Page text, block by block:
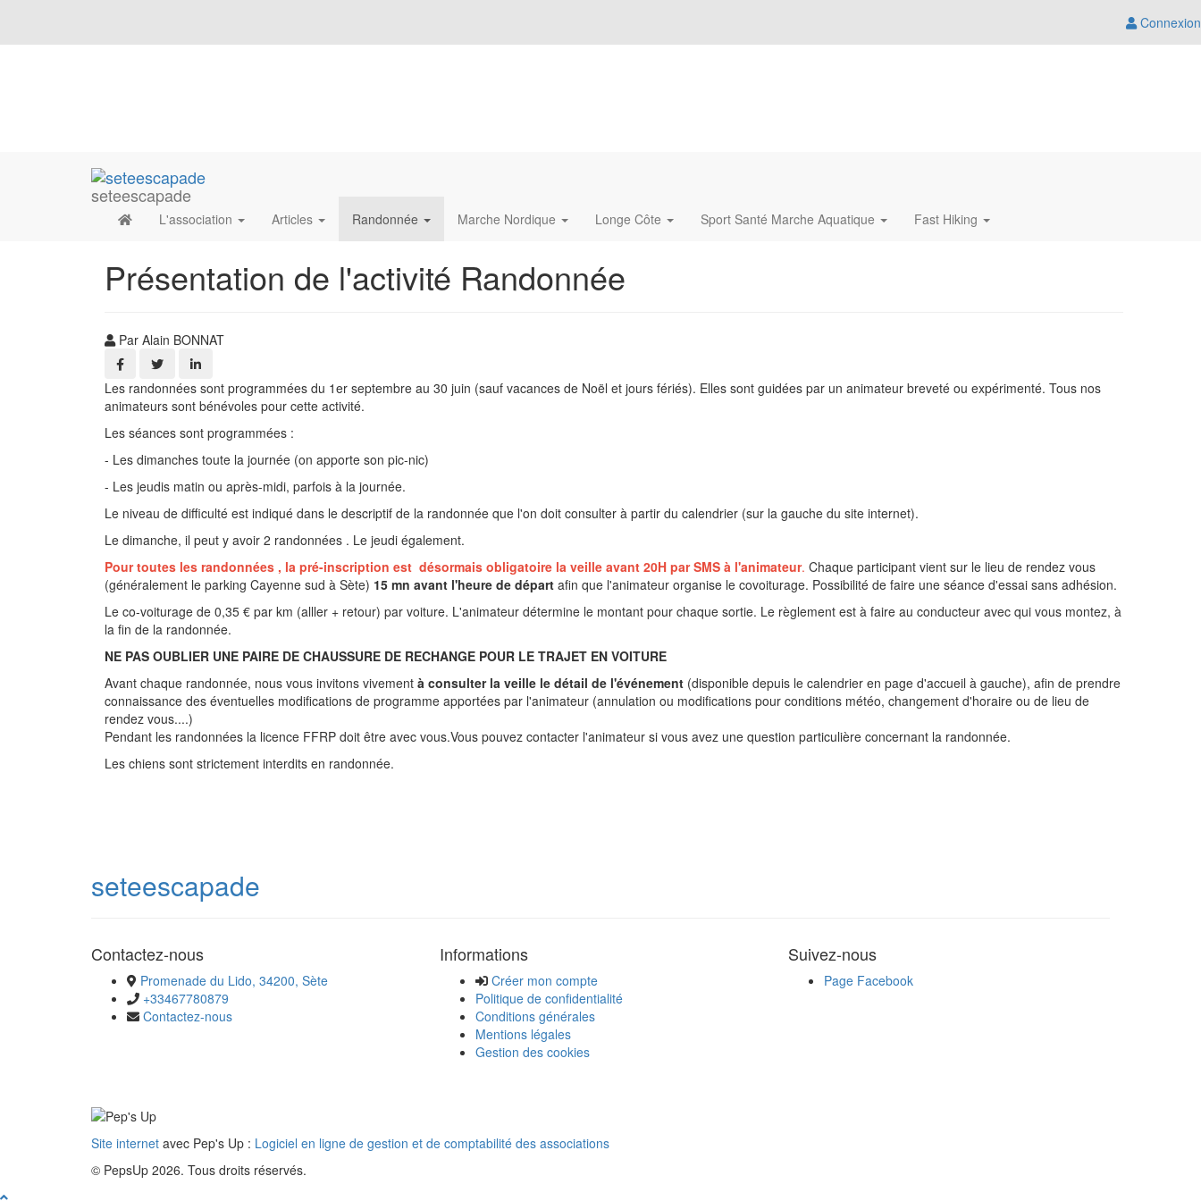
Connexion
seteescapade
L'association Articles Randonnée Marche Nordique Longe Côte Sport Santé Marche Aquatique Fast Hiking
Présentation de l'activité Randonnée
Par Alain BONNAT
Les randonnées sont programmées du 1er septembre au 30 juin (sauf vacances de Noël et jours fériés). Elles sont guidées par un animateur breveté ou expérimenté. Tous nos
animateurs sont bénévoles pour cette activité.
Les séances sont programmées :
- Les dimanches toute la journée (on apporte son pic-nic)
- Les jeudis matin ou après-midi, parfois à la journée.
Le niveau de difficulté est indiqué dans le descriptif de la randonnée que l'on doit consulter à partir du calendrier (sur la gauche du site internet).
Le dimanche, il peut y avoir 2 randonnées . Le jeudi également.
Pour toutes les randonnées , la pré-inscription est désormais obligatoire la veille avant 20H par SMS à l'animateur. Chaque participant vient sur le lieu de rendez vous
(généralement le parking Cayenne sud à Sète) 15 mn avant l'heure de départ afin que l'animateur organise le covoiturage. Possibilité de faire une séance d'essai sans adhésion.
Le co-voiturage de 0,35 € par km (alller + retour) par voiture. L'animateur détermine le montant pour chaque sortie. Le règlement est à faire au conducteur avec qui vous montez, à
la fin de la randonnée.
NE PAS OUBLIER UNE PAIRE DE CHAUSSURE DE RECHANGE POUR LE TRAJET EN VOITURE
Avant chaque randonnée, nous vous invitons vivement à consulter la veille le détail de l'événement (disponible depuis le calendrier en page d'accueil à gauche), afin de prendre
connaissance des éventuelles modifications de programme apportées par l'animateur (annulation ou modifications pour conditions météo, changement d'horaire ou de lieu de
rendez vous....)
Pendant les randonnées la licence FFRP doit être avec vous.Vous pouvez contacter l'animateur si vous avez une question particulière concernant la randonnée.
Les chiens sont strictement interdits en randonnée.
seteescapade
Contactez-nous
Promenade du Lido, 34200, Sète
+33467780879
Contactez-nous
Informations
Créer mon compte
Politique de confidentialité
Conditions générales
Mentions légales
Gestion des cookies
Suivez-nous
Page Facebook
Site internet avec Pep's Up : Logiciel en ligne de gestion et de comptabilité des associations
© PepsUp 2026. Tous droits réservés.